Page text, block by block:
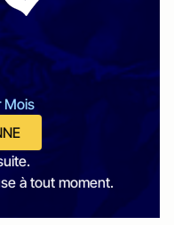
Mois
à tout moment.